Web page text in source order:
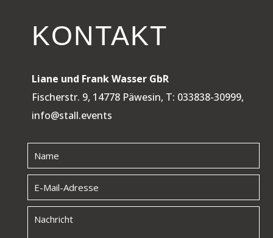
KONTAKT
Liane und Frank Wasser GbR
Fischerstr. 9, 14778 Päwesin, T: 033838-30999,
info@stall.events